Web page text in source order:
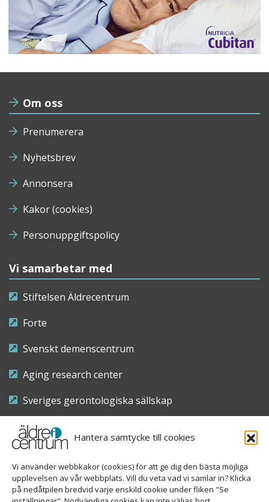
Hantera samtycke till cookies
Vi använder webbkakor (cookies) för att ge dig den bästa möjliga
upplevelsen av vår webbplats. Vill du veta vad vi samlar in? Klicka
på nedåtpilen bredvid varje enskild cookie under fliken "Se
Om oss
Prenumerera
Nyhetsbrev
Annonsera
Kakor (cookies)
Personuppgiftspolicy
Vi samarbetar med
Stiftelsen Äldrecentrum
Forte
Svenskt demenscentrum
Aging research center
Sveriges gerontologiska sällskap
Riksföreningen för sjuksköterskor inom äldre- och
demensvård
Nationellt kompetenscentrum anhöriga